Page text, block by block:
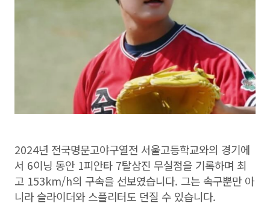
2024년 전국명문고야구열전 서울고등학교와의 경기에
서 6이닝 동안 1피안타 7탈삼진 무실점을 기록하며 최
고 153km/h의 구속을 선보였습니다. 그는 속구뿐만 아
니라 슬라이더와 스플리터도 던질 수 있습니다.